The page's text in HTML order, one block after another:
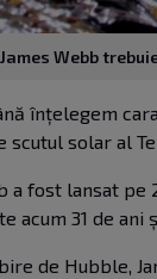
Webb
înțelegem
scutul solar al
a fost lansat pe
acum 31 de ani
de Hubble,